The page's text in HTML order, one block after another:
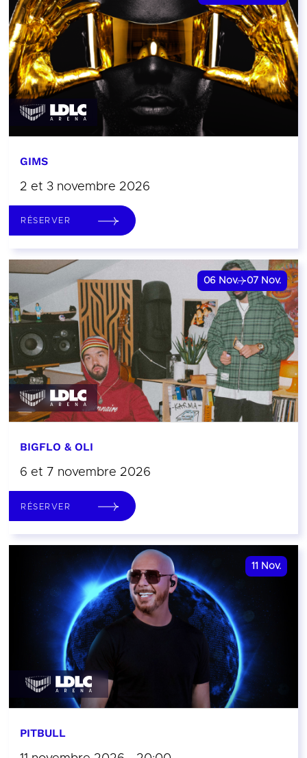
GIMS
2 et 3 novembre 2026
RÉSERVER
06 Nov. 07 Nov.
BIGFLO & OLI
6 et 7 novembre 2026
RÉSERVER
11 Nov.
PITBULL